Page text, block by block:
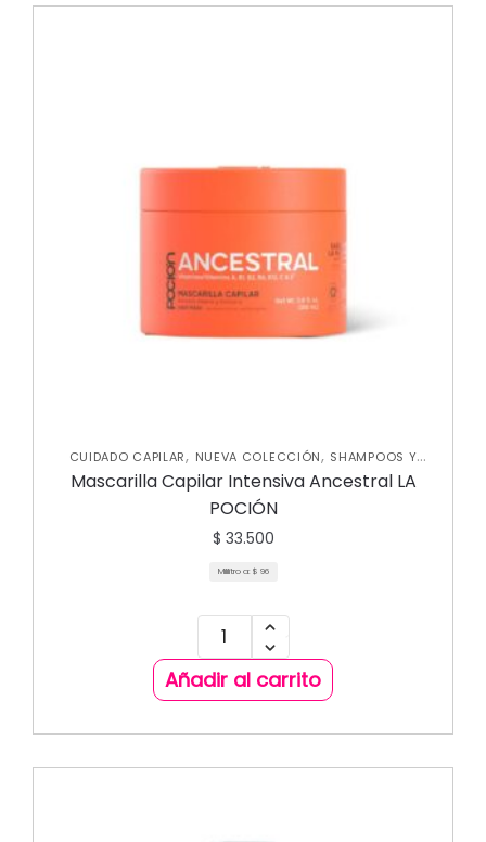
CUIDADO CAPILAR, NUEVA COLECCIÓN, SHAMPOOS Y
ACONDICIONADORES
,TRATAMIENTOS CAPILARES
Mascarilla Capilar Intensiva Ancestral LA
POCIÓN
$ 33.500
Mililitro a: $ 96
Añadir al carrito